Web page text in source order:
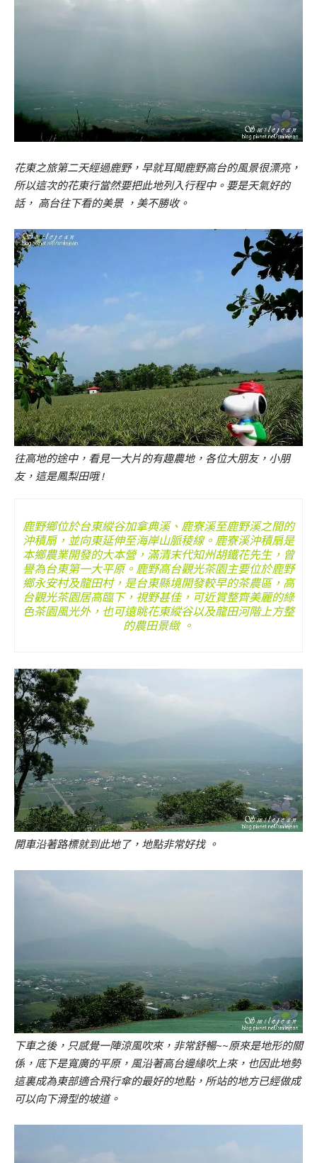
花東之旅第二天經過鹿野，早就耳聞鹿野高台的風景很漂亮，
所以這次的花東行當然要把此地列入行程中。要是天氣好的
話， 高台往下看的美景 ，美不勝收。
往高地的途中，看見一大片的有趣農地，各位大朋友，小朋
友，這是鳳梨田哦 !
鹿野鄉位於台東縱谷加拿典溪、鹿寮溪至鹿野溪之間的
沖積扇，並向東延伸至海岸山脈稜線。鹿寮溪沖積扇是
本鄉農業開發的大本營，滿清末代知州胡鐵花先生，曾
譽為台東第一大平原。鹿野高台觀光茶園主要位於鹿野
鄉永安村及龍田村，是台東縣境開發較早的茶農區，高
台觀光茶園居高臨下，視野甚佳，可近賞整齊美麗的綠
色茶園風光外，也可遠眺花東縱谷以及龍田河階上方整
的農田景緻 。
開車沿著路標就到此地了，地點非常好找 。
下車之後，只感覺一陣涼風吹來，非常舒暢~~原來是地形的關
係，底下是寬廣的平原，風沿著高台邊緣吹上來，也因此地勢
這裏成為東部適合飛行傘的最好的地點，所站的地方已經做成
可以向下滑型的坡道。